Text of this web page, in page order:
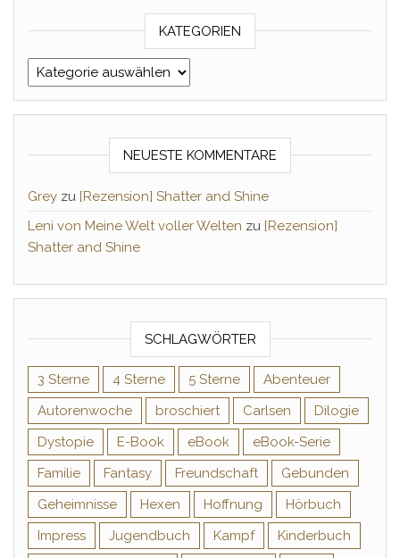
KATEGORIEN
Kategorien
NEUESTE KOMMENTARE
Grey zu [Rezension] Shatter and Shine
Leni von Meine Welt voller Welten zu [Rezension]
Shatter and Shine
SCHLAGWÖRTER
3 Sterne 4 Sterne 5 Sterne
Abenteuer
Autorenwoche
broschiert Carlsen
Dilogie
Dystopie
E-Book eBook
eBook-Serie
Familie
Fantasy Freundschaft
Gebunden
Geheimnisse
Hexen Hoffnung
Hörbuch
Impress
Jugendbuch Kampf
Kinderbuch